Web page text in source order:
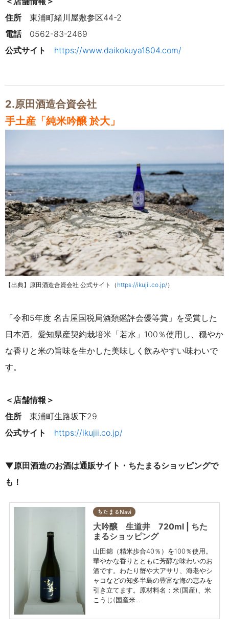
住所
東浦町緒川屋敷参区44-2
電話
0562-83-2469
公式サイト
https://www.daikokuya1804.com/
2.原田酒造合資会社
手土産 「純米吟醸 於大 」
【出典】原田酒造合資会社 公式サイト（ https://ikujii.co.jp/）
「令和5年度 名古屋国税局酒類鑑評会優等賞」を受賞した
日本酒。愛知県産契約栽培米「若水」100％使用し、穏やか
な香りと米の旨味を生かした美味しく飲みやすい味わいで
す。
＜店舗情報＞
住所
東浦町生路坂下29
公式サイト https://ikujii.co.jp/
▼原田酒造のお酒は通販サイト・ちたまるショッピングで
も！
ちたまるNavi
大吟醸 生道井 720ml | ちた
まるショッピング
山田錦（精米歩合40％）を100％使用。
華やかな香りとともに芳醇な味わいのお
酒です。わたり蟹や大アサリ、海老やシ
ャコなどの知多半島の豊富な海の恵みを
引き立てます。原材料名：米(国産)、米
こうじ(国産米...